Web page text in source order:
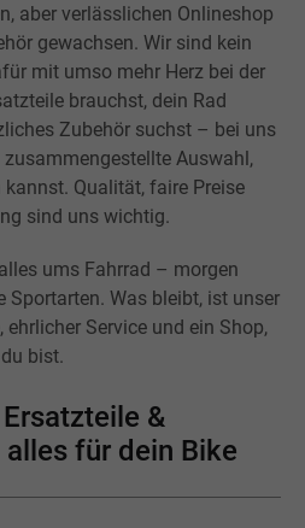
aber verlässlichen Onlineshop
gewachsen. Wir sind kein
mit umso mehr Herz bei der
brauchst, dein Rad
Zubehör suchst – bei uns
Auswahl,
Qualität, faire Preise
sind uns wichtig.
ums Fahrrad – morgen
Sportarten. Was bleibt, ist unser
Service und ein Shop,
bist.
&
für dein Bike